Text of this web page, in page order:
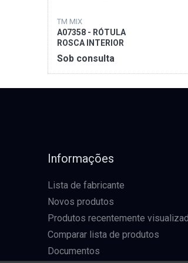
TM MIX
A07358 - RÓTULA
ROSCA INTERIOR
Sob consulta
Informações
Lista de fabricante
Novos produtos
Produtos recentemente
Comparar lista de produtos
Documentos